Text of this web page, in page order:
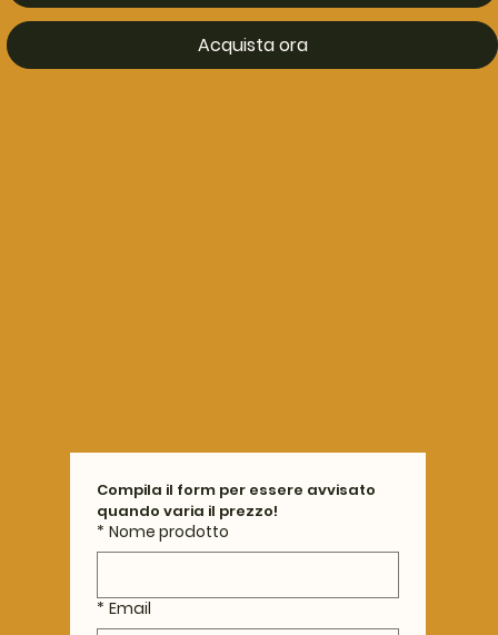
Acquista ora
Compila il form per essere avvisato
quando varia il prezzo!
* Nome prodotto
* Email